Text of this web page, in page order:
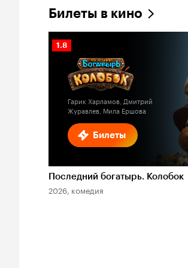
Билеты в кино
Билеты
Рейтинг
Кинопоиска
1.8
Гарик Харламов, Дмитрий
Журавлев, Мила Ершова
Последний богатырь. Колобок
2026, комедия